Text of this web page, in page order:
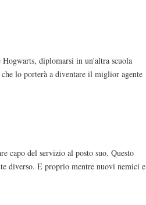
diplomarsi in un'altra scuola
lo porterà a diventare il miglior agente
capo del servizio al posto suo. Questo
diverso. E proprio mentre nuovi nemici e